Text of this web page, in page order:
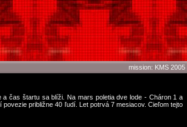
mission: KMS 2005
čas štartu sa blíži. Na mars poletia dve lode - Cháron 1 a
približne 40 ľudí. Let potrvá 7 mesiacov. Cieľom tejto